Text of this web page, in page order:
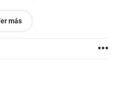
tipos de pezones pues
del tiempo y no es ninguno
saludos!
pictures/DdZ1mEfgfN
plano-invertido-1.png
más